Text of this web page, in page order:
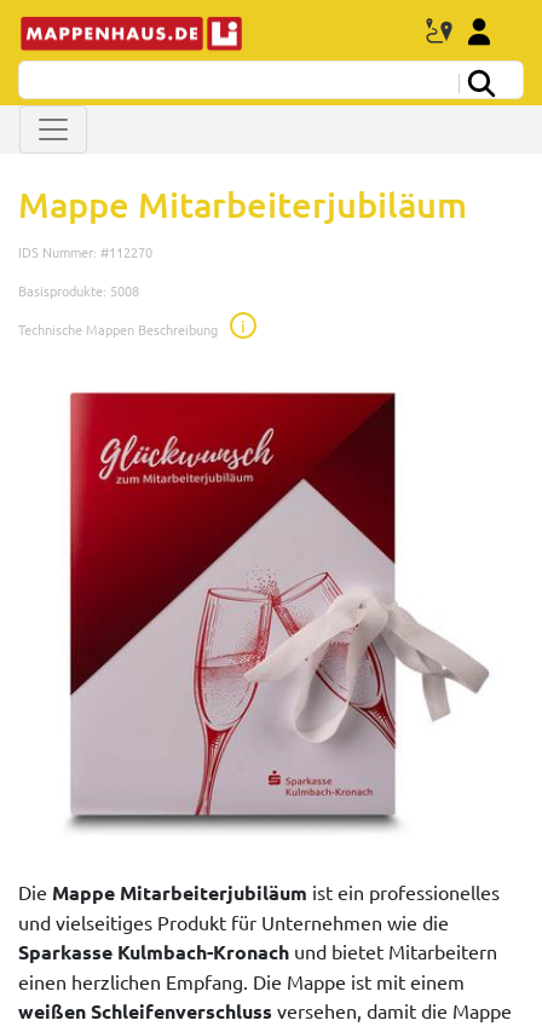
Mappe Mitarbeiterjubiläum
IDS Nummer: #112270
Basisprodukte: 5008
Technische Mappen Beschreibung
i
Die Mappe Mitarbeiterjubiläum ist ein professionelles
und vielseitiges Produkt für Unternehmen wie die
Sparkasse Kulmbach-Kronach und bietet Mitarbeitern
einen herzlichen Empfang. Die Mappe ist mit einem
weißen Schleifenverschluss versehen, damit die Mappe